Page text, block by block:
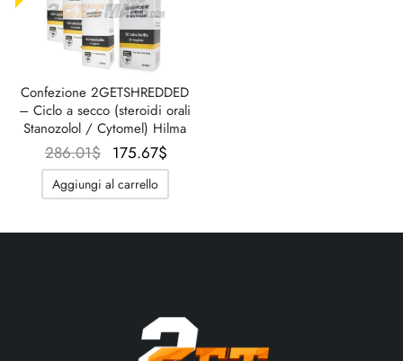
Confezione 2GETSHREDDED
– Ciclo a secco (steroidi orali
Stanozolol / Cytomel) Hilma
286.01$ Il prezzo
originale
era:
175.67$
175.67$.
Aggiungi al carrello